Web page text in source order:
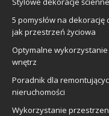
5 pomysłów na dekorację
jak przestrzeń życiowa
Optymalne
wnętrz
Poradnik dla
nieruchomości
Wykorzystanie